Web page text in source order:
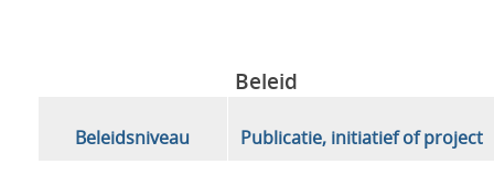
Beleid
Beleidsniveau Publicatie, initiatief of project